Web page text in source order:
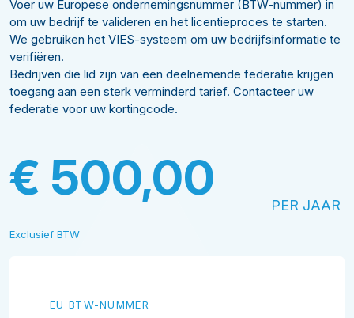
Voer uw Europese ondernemingsnummer (BTW-nummer) in
om uw bedrijf te valideren en het licentieproces te starten.
We gebruiken het VIES-systeem om uw bedrijfsinformatie te
verifiëren.
Bedrijven die lid zijn van een deelnemende federatie krijgen
toegang aan een sterk verminderd tarief. Contacteer uw
federatie voor uw kortingcode.
€ 500,00
Exclusief BTW
PER JAAR
EU BTW-NUMMER